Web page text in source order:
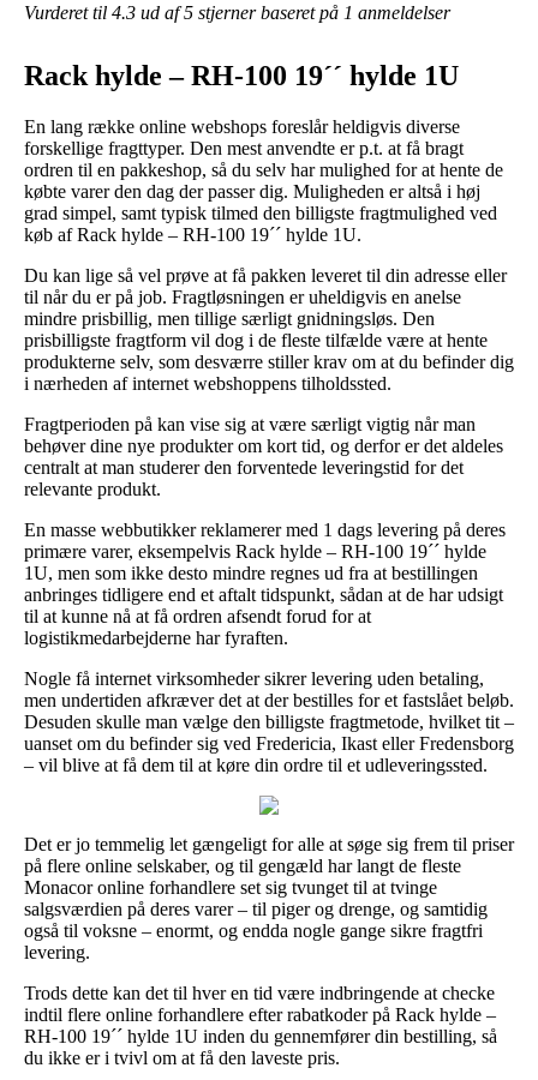
Vurderet til 4.3 ud af 5 stjerner baseret på 1 anmeldelser
Rack hylde – RH-100 19´´ hylde 1U
En lang række online webshops foreslår heldigvis diverse
forskellige fragttyper. Den mest anvendte er p.t. at få bragt
ordren til en pakkeshop, så du selv har mulighed for at hente de
købte varer den dag der passer dig. Muligheden er altså i høj
grad simpel, samt typisk tilmed den billigste fragtmulighed ved
køb af Rack hylde – RH-100 19´´ hylde 1U.
Du kan lige så vel prøve at få pakken leveret til din adresse eller
til når du er på job. Fragtløsningen er uheldigvis en anelse
mindre prisbillig, men tillige særligt gnidningsløs. Den
prisbilligste fragtform vil dog i de fleste tilfælde være at hente
produkterne selv, som desværre stiller krav om at du befinder dig
i nærheden af internet webshoppens tilholdssted.
Fragtperioden på kan vise sig at være særligt vigtig når man
behøver dine nye produkter om kort tid, og derfor er det aldeles
centralt at man studerer den forventede leveringstid for det
relevante produkt.
En masse webbutikker reklamerer med 1 dags levering på deres
primære varer, eksempelvis Rack hylde – RH-100 19´´ hylde
1U, men som ikke desto mindre regnes ud fra at bestillingen
anbringes tidligere end et aftalt tidspunkt, sådan at de har udsigt
til at kunne nå at få ordren afsendt forud for at
logistikmedarbejderne har fyraften.
Nogle få internet virksomheder sikrer levering uden betaling,
men undertiden afkræver det at der bestilles for et fastslået beløb.
Desuden skulle man vælge den billigste fragtmetode, hvilket tit –
uanset om du befinder sig ved Fredericia, Ikast eller Fredensborg
– vil blive at få dem til at køre din ordre til et udleveringssted.
Det er jo temmelig let gængeligt for alle at søge sig frem til priser
på flere online selskaber, og til gengæld har langt de fleste
Monacor online forhandlere set sig tvunget til at tvinge
salgsværdien på deres varer – til piger og drenge, og samtidig
også til voksne – enormt, og endda nogle gange sikre fragtfri
levering.
Trods dette kan det til hver en tid være indbringende at checke
indtil flere online forhandlere efter rabatkoder på Rack hylde –
RH-100 19´´ hylde 1U inden du gennemfører din bestilling, så
du ikke er i tvivl om at få den laveste pris.